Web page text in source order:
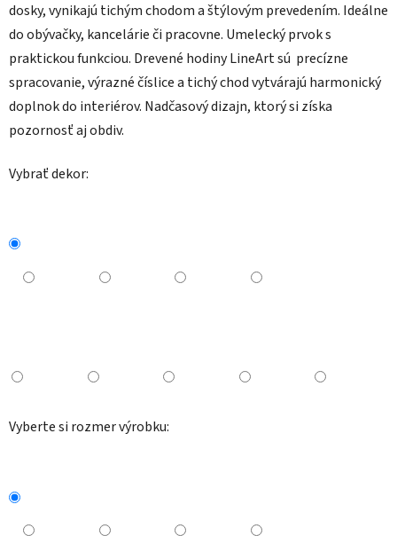
dosky, vynikajú tichým chodom a štýlovým prevedením. Ideálne
do obývačky, kancelárie či pracovne. Umelecký prvok s
praktickou funkciou. Drevené hodiny LineArt sú precízne
spracovanie, výrazné číslice a tichý chod vytvárajú harmonický
doplnok do interiérov. Nadčasový dizajn, ktorý si získa
pozornosť aj obdiv.
Vybrať dekor:
Vyberte si rozmer výrobku: